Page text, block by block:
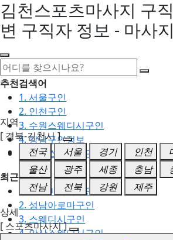
김천스포츠마사지 구
변 구직자 정보 - 마사
추천검색어
1. 서울구인
2. 인천구인
3. 수원스웨디시구인
4. 강남구인정보
5. 동탄스웨디시구인
최근검색어
1. 일산마사지구인
2. 성남아로마구인
3. 스웨디시구인
4. 안산스웨디시구인
지역
[ 경북-김천시 ]
전국
서울 경기 인천
울산
광주 세종 충남
전남
전북 강원
제주
상세
[ 스포츠마사지 ]